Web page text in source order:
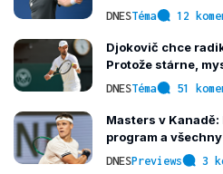
DNESTéma 12
Djokovič chce
Protože stárne,
DNESTéma 51
Masters v
program a
DNESPreviews 3